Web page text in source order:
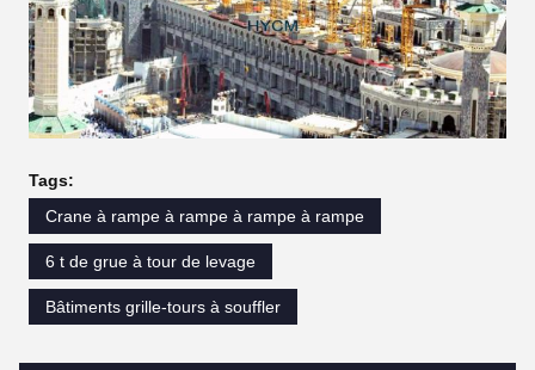
Tags:
Crane à rampe à rampe à rampe à rampe
6 t de grue à tour de levage
Bâtiments grille-tours à souffler